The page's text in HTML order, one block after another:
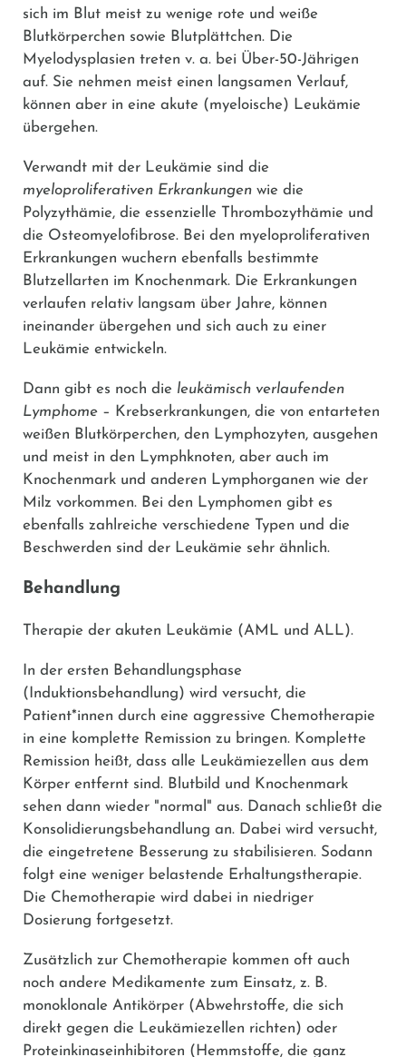
sich im Blut meist zu wenige rote und weiße
Blutkörperchen sowie Blutplättchen. Die
Myelodysplasien treten v. a. bei Über-50-Jährigen
auf. Sie nehmen meist einen langsamen Verlauf,
können aber in eine akute (myeloische) Leukämie
übergehen.
Verwandt mit der Leukämie sind die
myeloproliferativen Erkrankungen wie die
Polyzythämie, die essenzielle Thrombozythämie und
die Osteomyelofibrose. Bei den myeloproliferativen
Erkrankungen wuchern ebenfalls bestimmte
Blutzellarten im Knochenmark. Die Erkrankungen
verlaufen relativ langsam über Jahre, können
ineinander übergehen und sich auch zu einer
Leukämie entwickeln.
Dann gibt es noch die leukämisch verlaufenden
Lymphome – Krebserkrankungen, die von entarteten
weißen Blutkörperchen, den Lymphozyten, ausgehen
und meist in den Lymphknoten, aber auch im
Knochenmark und anderen Lymphorganen wie der
Milz vorkommen. Bei den Lymphomen gibt es
ebenfalls zahlreiche verschiedene Typen und die
Beschwerden sind der Leukämie sehr ähnlich.
Behandlung
Therapie der akuten Leukämie (AML und ALL).
In der ersten Behandlungsphase
(Induktionsbehandlung) wird versucht, die
Patient*innen durch eine aggressive Chemotherapie
in eine komplette Remission zu bringen. Komplette
Remission heißt, dass alle Leukämiezellen aus dem
Körper entfernt sind. Blutbild und Knochenmark
sehen dann wieder "normal" aus. Danach schließt die
Konsolidierungsbehandlung an. Dabei wird versucht,
die eingetretene Besserung zu stabilisieren. Sodann
folgt eine weniger belastende Erhaltungstherapie.
Die Chemotherapie wird dabei in niedriger
Dosierung fortgesetzt.
Zusätzlich zur Chemotherapie kommen oft auch
noch andere Medikamente zum Einsatz, z. B.
monoklonale Antikörper (Abwehrstoffe, die sich
direkt gegen die Leukämiezellen richten) oder
Proteinkinaseinhibitoren (Hemmstoffe, die ganz